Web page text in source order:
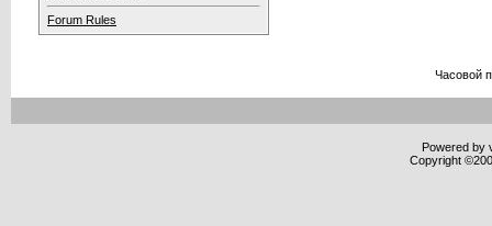
Forum Rules
Часовой
Powered by
Copyright